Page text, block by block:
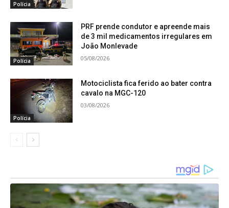
Sabará até Governador Valadares, reforçando a
existência de uma rota intermunicipal de tráfico.
No entanto, ele negou saber das irregularidades
do veículo. O carro foi removido para um pátio
credenciado, onde passará por perícia técnica. O
homem foi encaminhado à delegacia de plantão,
junto com o material apreendido.
Polícia
Polícia
PRF prende condutor e apreende mais
de 3 mil medicamentos irregulares em
João Monlevade
05/08/2026
Polícia
Motociclista fica ferido ao bater contra
cavalo na MGC-120
03/08/2026